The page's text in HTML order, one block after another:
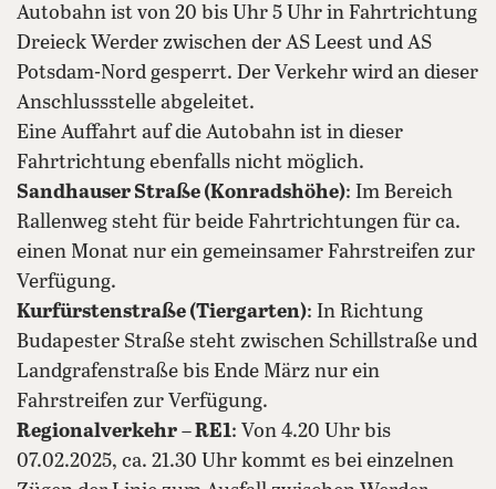
Autobahn ist von 20 bis Uhr 5 Uhr in Fahrtrichtung
Dreieck Werder zwischen der AS Leest und AS
Potsdam-Nord gesperrt. Der Verkehr wird an dieser
Anschlussstelle abgeleitet.
Eine Auffahrt auf die Autobahn ist in dieser
Fahrtrichtung ebenfalls nicht möglich.
Sandhauser Straße (Konradshöhe): Im Bereich
Rallenweg steht für beide Fahrtrichtungen für ca.
einen Monat nur ein gemeinsamer Fahrstreifen zur
Verfügung.
Kurfürstenstraße (Tiergarten): In Richtung
Budapester Straße steht zwischen Schillstraße und
Landgrafenstraße bis Ende März nur ein
Fahrstreifen zur Verfügung.
Regionalverkehr –RE1: Von 4.20 Uhr bis
07.02.2025, ca. 21.30 Uhr kommt es bei einzelnen